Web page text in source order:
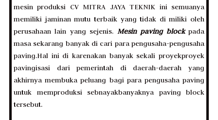
mesin produksi CV MITRA JAYA TEKNIK ini semuanya
memiliki jaminan mutu terbaik yang tidak di miliki oleh
perusahaan lain yang sejenis. Mesin paving blockpada
masa sekarang banyak di cari para pengusaha-pengusaha
paving.Hal ini di karenakan banyak sekali proyekproyek
pavingisasi dari pemerintah di daerah-daerah yang
akhirnya membuka peluang bagi para pengusaha paving
untuk memproduksi sebnayakbanyaknya paving block
tersebut.